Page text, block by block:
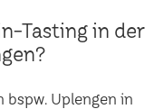
Tasting in der
bspw. Uplengen in